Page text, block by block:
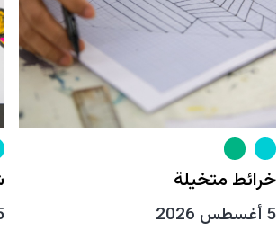
خرائط متخيلة
5 أغسطس 2026 5